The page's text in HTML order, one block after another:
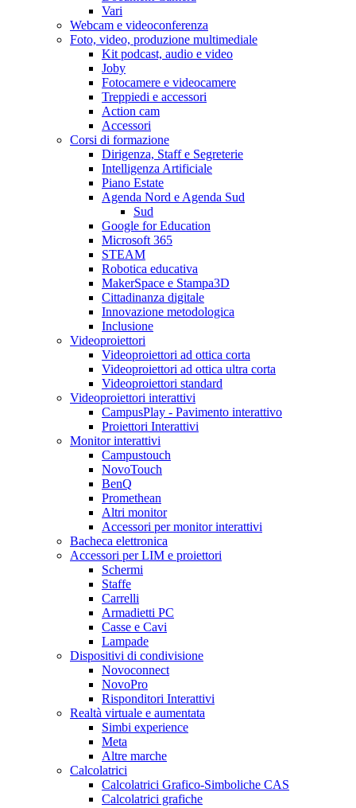
Vari
Webcam e videoconferenza
Foto, video, produzione multimediale
Kit podcast, audio e video
Joby
Fotocamere e videocamere
Treppiedi e accessori
Action cam
Accessori
Corsi di formazione
Dirigenza, Staff e Segreterie
Intelligenza Artificiale
Piano Estate
Agenda Nord e Agenda Sud
Sud
Google for Education
Microsoft 365
STEAM
Robotica educativa
MakerSpace e Stampa3D
Cittadinanza digitale
Innovazione metodologica
Inclusione
Videoproiettori
Videoproiettori ad ottica corta
Videoproiettori ad ottica ultra corta
Videoproiettori standard
Videoproiettori interattivi
CampusPlay - Pavimento interattivo
Proiettori Interattivi
Monitor interattivi
Campustouch
NovoTouch
BenQ
Promethean
Altri monitor
Accessori per monitor interattivi
Bacheca elettronica
Accessori per LIM e proiettori
Schermi
Staffe
Carrelli
Armadietti PC
Casse e Cavi
Lampade
Dispositivi di condivisione
Novoconnect
NovoPro
Risponditori Interattivi
Realtà virtuale e aumentata
Simbi experience
Meta
Altre marche
Calcolatrici
Calcolatrici Grafico-Simboliche CAS
Calcolatrici grafiche